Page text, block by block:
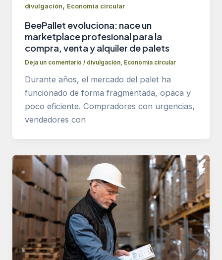
divulgación, Economía circular
BeePallet evoluciona: nace un
marketplace profesional para la
compra, venta y alquiler de palets
Deja un comentario / divulgación, Economía circular
Durante años, el mercado del palet ha
funcionado de forma fragmentada, opaca y
poco eficiente. Compradores con urgencias,
vendedores con